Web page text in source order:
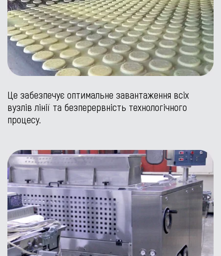
Це забезпечує оптимальне завантаження всіх
вузлів лінії та безперервність технологічного
процесу.